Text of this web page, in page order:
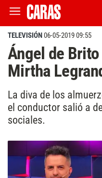
TELEVISIÓN06-05-2019 09:55
Ángel de
Mirtha
La diva de los
el conductor salió a
sociales.